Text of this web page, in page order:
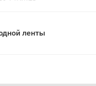
ленты